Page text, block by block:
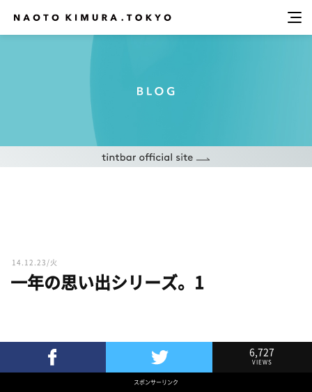
14.12.23/火
一年の思い出シリーズ。1
Twitterでツイート
6,727
VIEWS
スポンサーリンク